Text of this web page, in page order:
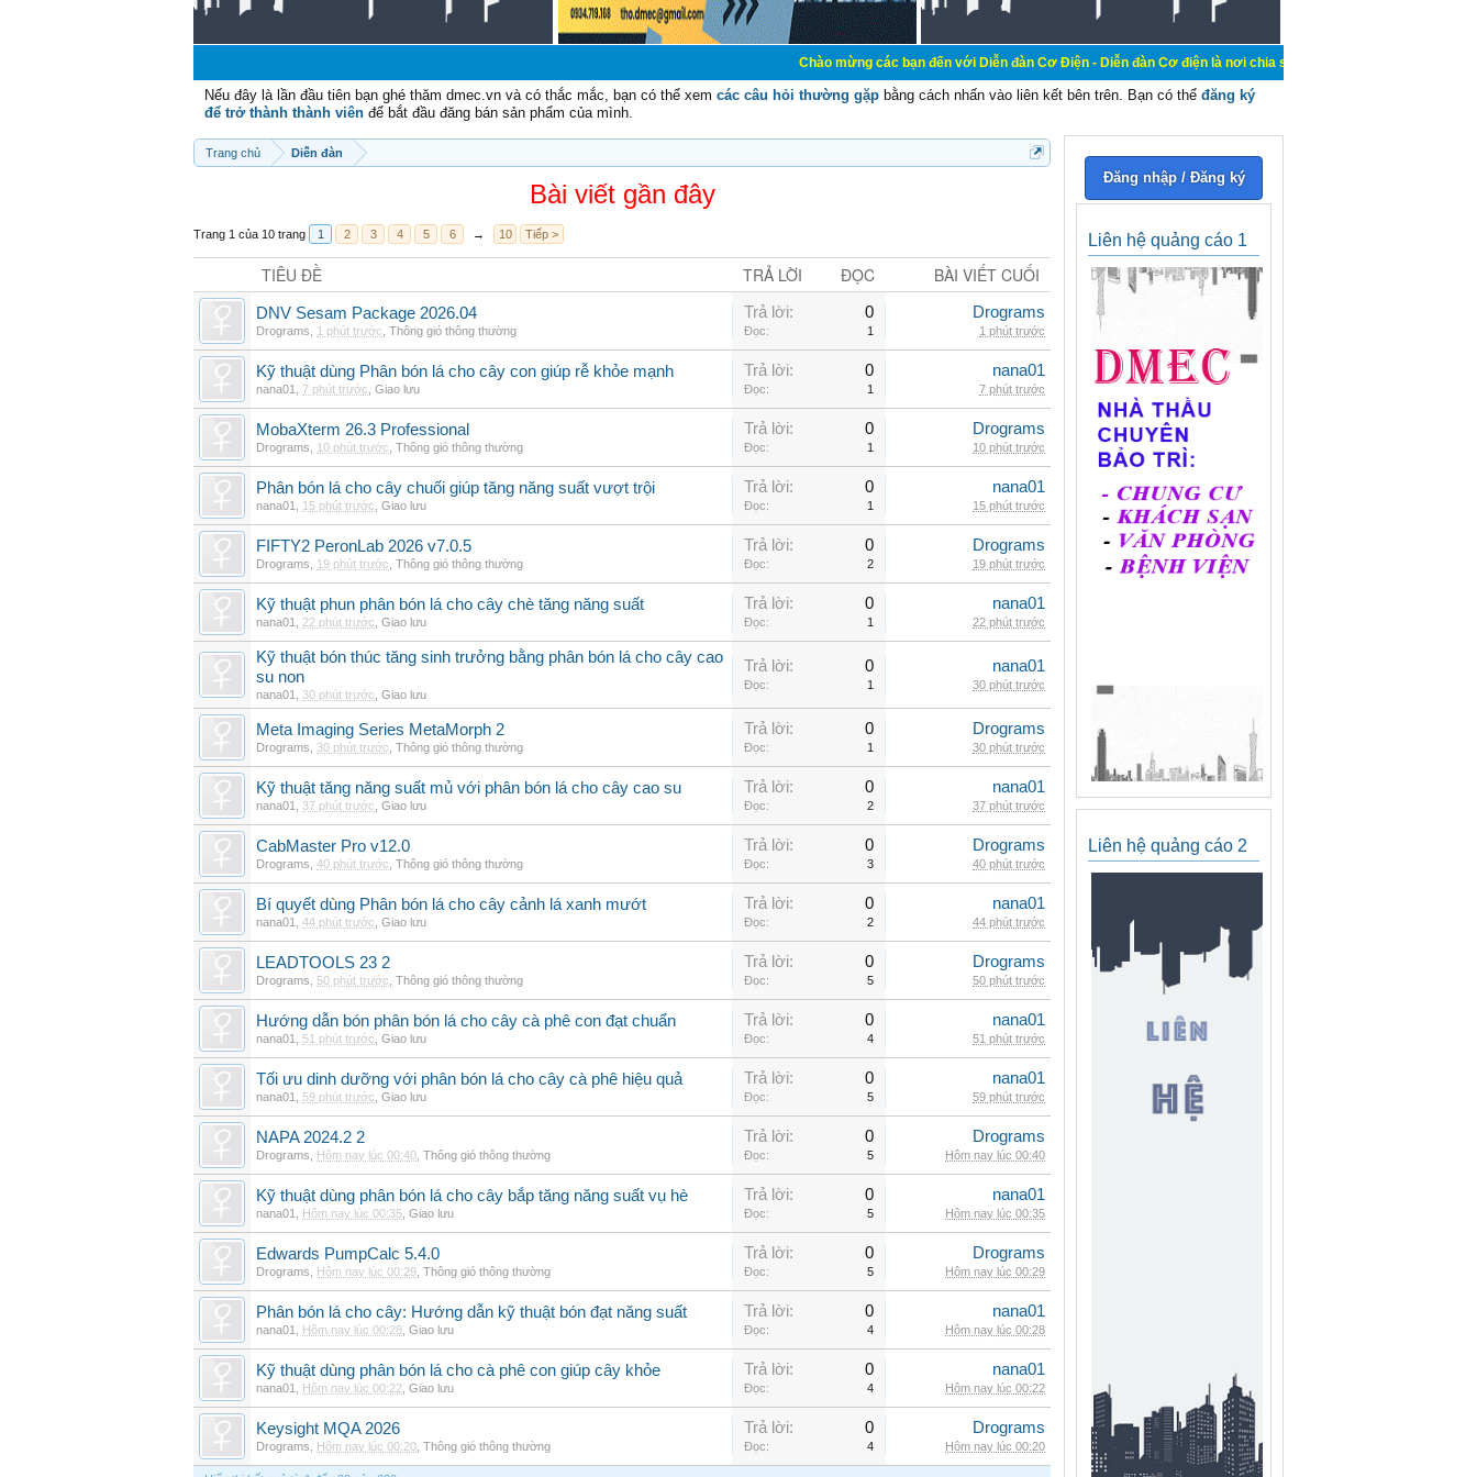
Chào mừng các bạn đến với Diễn đàn Cơ Điện - Diễn đàn Cơ điện là nơi chia sẽ kiến thức kinh nghiệm trong lãnh vực
Nếu đây là lần đầu tiên bạn ghé thăm dmec.vn và có thắc mắc, bạn có thể xem các câu hỏi thường gặp bằng cách nhấn vào liên kết bên trên. Bạn có thể đăng ký
để trở thành thành viên để bắt đầu đăng bán sản phẩm của mình.
Trang chủ Diễn đàn
Bài viết gần đây
Trang 1 của 10 trang 1 2 3 4 5 6 → 10 Tiếp >
TIÊU ĐỀ TRẢ LỜI ĐỌC BÀI VIẾT CUỐI
DNV Sesam Package 2026.04
Drograms 1 phút trước Thông gió thông thường
Trả lời: 0
Đọc: 1
Drograms
1 phút trước
Kỹ thuật dùng Phân bón lá cho cây con giúp rễ khỏe mạnh
nana01 7 phút trước Giao lưu
Trả lời: 0
Đọc: 1
nana01
7 phút trước
MobaXterm 26.3 Professional
Drograms 10 phút trước Thông gió thông thường
Trả lời: 0
Đọc: 1
Drograms
10 phút trước
Phân bón lá cho cây chuối giúp tăng năng suất vượt trội
nana01 15 phút trước Giao lưu
Trả lời: 0
Đọc: 1
nana01
15 phút trước
FIFTY2 PeronLab 2026 v7.0.5
Drograms 19 phút trước Thông gió thông thường
Trả lời: 0
Đọc: 2
Drograms
19 phút trước
Kỹ thuật phun phân bón lá cho cây chè tăng năng suất
nana01 22 phút trước Giao lưu
Trả lời: 0
Đọc: 1
nana01
22 phút trước
Kỹ thuật bón thúc tăng sinh trưởng bằng phân bón lá cho cây cao
su non
nana01 30 phút trước Giao lưu
Trả lời: 0
Đọc: 1
nana01
30 phút trước
Meta Imaging Series MetaMorph 2
Drograms 30 phút trước Thông gió thông thường
Trả lời: 0
Đọc: 1
Drograms
30 phút trước
Kỹ thuật tăng năng suất mủ với phân bón lá cho cây cao su
nana01 37 phút trước Giao lưu
Trả lời: 0
Đọc: 2
nana01
37 phút trước
CabMaster Pro v12.0
Drograms 40 phút trước Thông gió thông thường
Trả lời: 0
Đọc: 3
Drograms
40 phút trước
Bí quyết dùng Phân bón lá cho cây cảnh lá xanh mướt
nana01 44 phút trước Giao lưu
Trả lời: 0
Đọc: 2
nana01
44 phút trước
LEADTOOLS 23 2
Drograms 50 phút trước Thông gió thông thường
Trả lời: 0
Đọc: 5
Drograms
50 phút trước
Hướng dẫn bón phân bón lá cho cây cà phê con đạt chuẩn
nana01 51 phút trước Giao lưu
Trả lời: 0
Đọc: 4
nana01
51 phút trước
Tối ưu dinh dưỡng với phân bón lá cho cây cà phê hiệu quả
nana01 59 phút trước Giao lưu
Trả lời: 0
Đọc: 5
nana01
59 phút trước
NAPA 2024.2 2
Drograms Hôm nay lúc 00:40 Thông gió thông thường
Trả lời: 0
Đọc: 5
Drograms
Hôm nay lúc 00:40
Kỹ thuật dùng phân bón lá cho cây bắp tăng năng suất vụ hè
nana01 Hôm nay lúc 00:35 Giao lưu
Trả lời: 0
Đọc: 5
nana01
Hôm nay lúc 00:35
Edwards PumpCalc 5.4.0
Drograms Hôm nay lúc 00:29 Thông gió thông thường
Trả lời: 0
Đọc: 5
Drograms
Hôm nay lúc 00:29
Phân bón lá cho cây: Hướng dẫn kỹ thuật bón đạt năng suất
nana01 Hôm nay lúc 00:28 Giao lưu
Trả lời: 0
Đọc: 4
nana01
Hôm nay lúc 00:28
Kỹ thuật dùng phân bón lá cho cà phê con giúp cây khỏe
nana01 Hôm nay lúc 00:22 Giao lưu
Trả lời: 0
Đọc: 4
nana01
Hôm nay lúc 00:22
Keysight MQA 2026
Drograms Hôm nay lúc 00:20 Thông gió thông thường
Trả lời: 0
Đọc: 4
Drograms
Hôm nay lúc 00:20
Đăng nhập / Đăng ký
Liên hệ quảng cáo 1
Liên hệ quảng cáo 2